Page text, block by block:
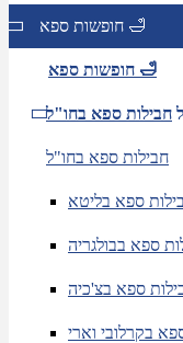
חופשות ספא 🛁
חופשות ספא 🛁
חבילות ספא בחו"ל
חבילות ספא בחו"ל
ספא בליטא
ספא בבולגריה
ספא בצ'כיה
בקרלובי וארי